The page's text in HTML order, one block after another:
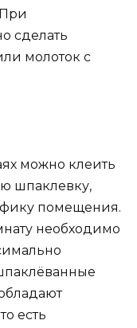
сделать
молоток с
можно клеить
шпаклевку,
помещения.
необходимо
есть